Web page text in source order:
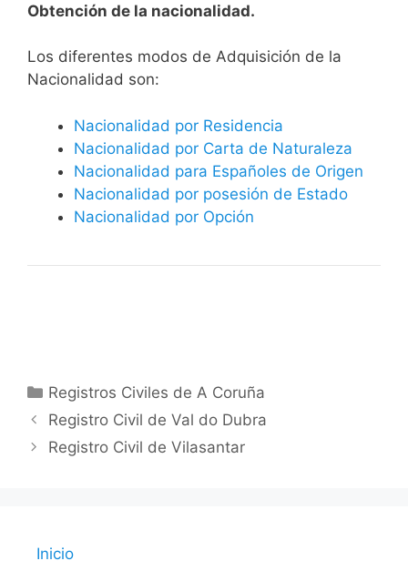
Obtención de la nacionalidad.
​​​Los diferentes modos de Adquisición de la
Nacionalidad son:
Nacionalidad por Residencia
Nacionalidad por Carta de Naturaleza
Nacionalidad para Españoles de Origen
Nacionalidad por posesión de Estado
Nacionalidad por Opción
Categorías
Registros Civiles de A Coruña
Registro Civil de Val do Dubra
Registro Civil de Vilasantar
Inicio